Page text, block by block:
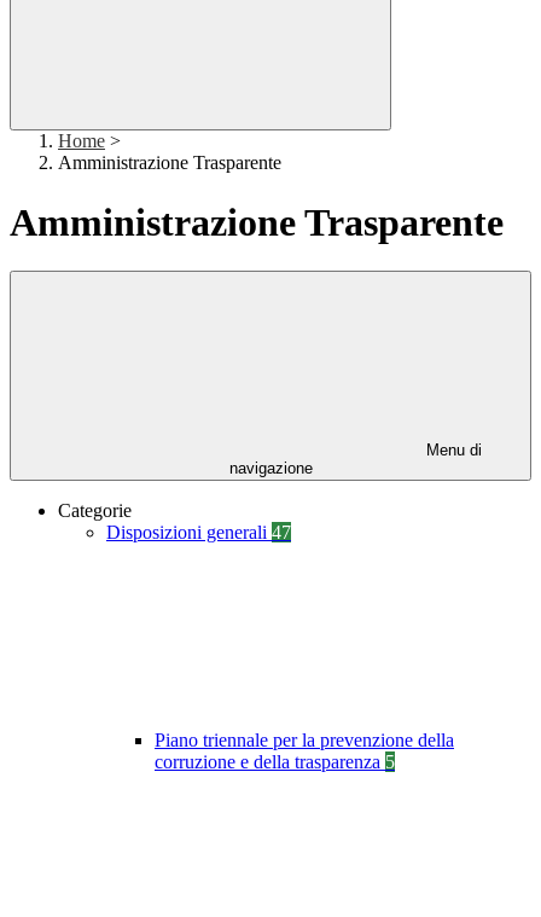
Home >
Amministrazione Trasparente
Amministrazione Trasparente
Menu di
navigazione
Categorie
Disposizioni generali 47
Piano triennale per la prevenzione della
corruzione e della trasparenza 5